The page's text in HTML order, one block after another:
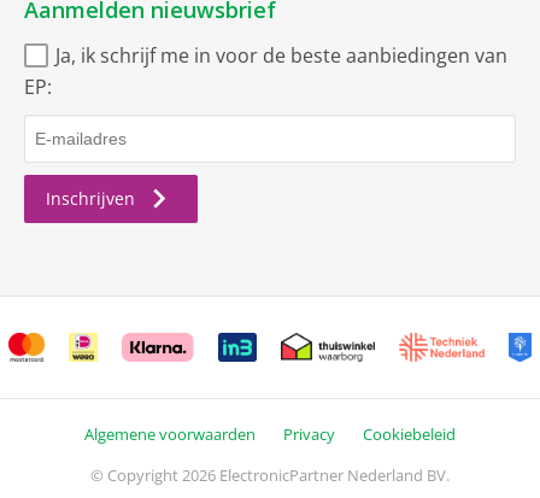
Aanmelden nieuwsbrief
Ja, ik schrijf me in voor de beste aanbiedingen van
EP:
Inschrijven
Algemene voorwaarden Privacy
Cookiebeleid
© Copyright 2026 ElectronicPartner Nederland BV.